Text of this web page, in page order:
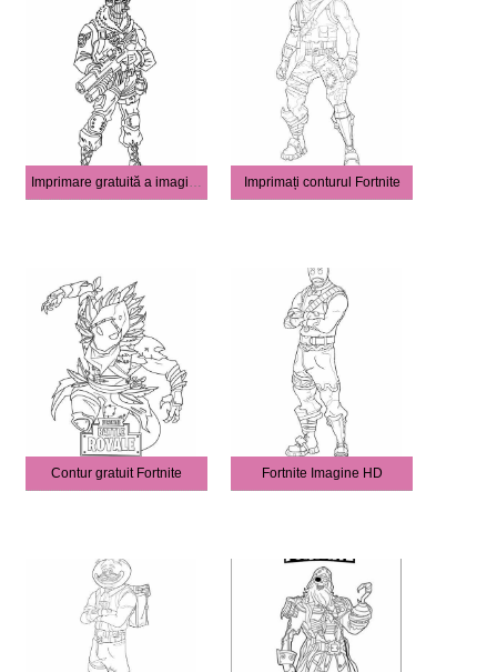
Imprimare gratuită a imaginii Fortnite Imprimați conturul Fortnite
Contur gratuit Fortnite Fortnite Imagine HD